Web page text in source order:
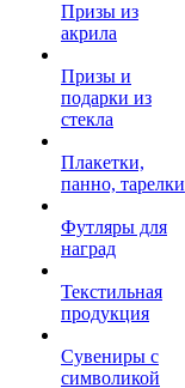
Призы из
акрила
Призы и
подарки из
стекла
Плакетки,
панно, тарелки
Футляры для
наград
Текстильная
продукция
Сувениры с
символикой